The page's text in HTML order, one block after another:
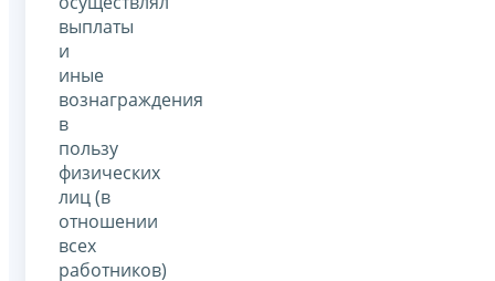
выплаты
и
иные
вознаграждения
в
пользу
физических
лиц (в
отношении
всех
работников)